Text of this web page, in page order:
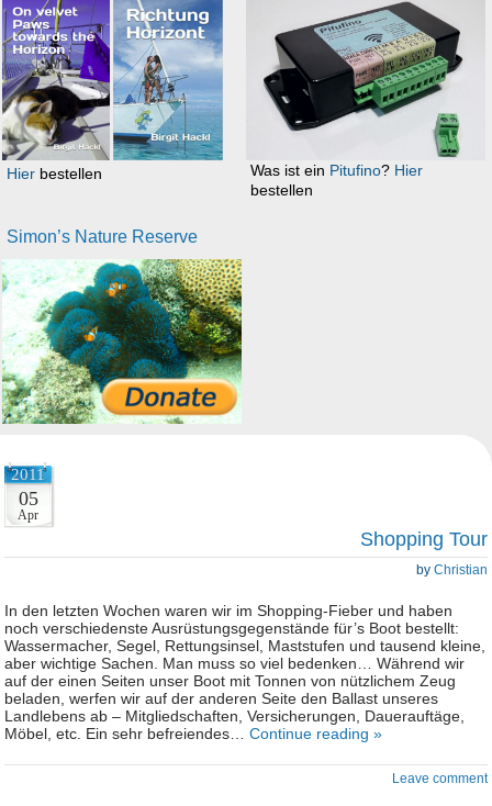
Hier bestellen Was ist ein Pitufino? Hier
bestellen
Simon’s Nature Reserve
2011
05
Apr
Shopping Tour
by Christian
In den letzten Wochen waren wir im Shopping-Fieber und haben
noch verschiedenste Ausrüstungsgegenstände für’s Boot bestellt:
Wassermacher, Segel, Rettungsinsel, Maststufen und tausend kleine,
aber wichtige Sachen. Man muss so viel bedenken… Während wir
auf der einen Seiten unser Boot mit Tonnen von nützlichem Zeug
beladen, werfen wir auf der anderen Seite den Ballast unseres
Landlebens ab – Mitgliedschaften, Versicherungen, Dauerauftäge,
Möbel, etc. Ein sehr befreiendes… Continue reading »
Leave comment